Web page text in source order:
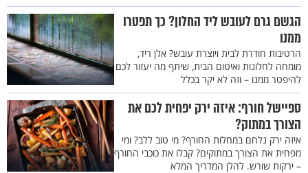
הגשם גרם לעובש ליד החלון? כך תפטרו
ממנו
הרטיבות חודרת לבית ויוצרת עובש? אלן ריד,
מומחה לחלונות ואיטום הבית, שיתף מה יעזור לכם
להיפטר ממנו – וזה לא יקר בכלל
ספיישל חורף: איזה ירק יפחית לכם את
הצורך במתוק?
איזה ירק נלחם במחלות החורף? מי טוב ללב? ומי
מפחית את הצורך במתוקים? קבלו את כוכבי החורף
– ירקות שורש. להלן המדריך המלא